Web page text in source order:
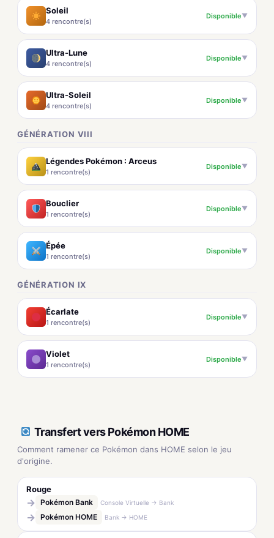
Soleil
4 rencontre(s)
Disponible▼
Ultra-Lune
4 rencontre(s)
Disponible▼
Ultra-Soleil
4 rencontre(s)
Disponible▼
GÉNÉRATION VIII
Légendes Pokémon : Arceus
1 rencontre(s)
Disponible▼
Bouclier
1 rencontre(s)
Disponible▼
Épée
1 rencontre(s)
Disponible▼
GÉNÉRATION IX
Écarlate
1 rencontre(s)
Disponible▼
Violet
1 rencontre(s)
Disponible▼
Transfert vers Pokémon HOME
Comment ramener ce Pokémon dans HOME selon le jeu
d'origine.
Rouge
→ Pokémon Bank Console Virtuelle → Bank
→ Pokémon HOME Bank → HOME